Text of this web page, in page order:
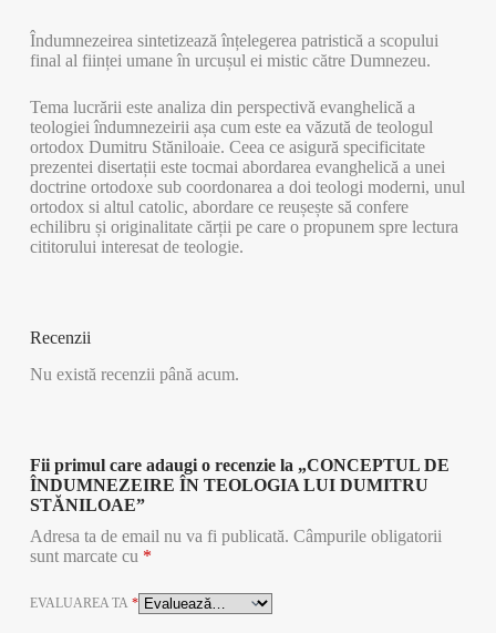
Îndumnezeirea sintetizează înțelegerea patristică a scopului
final al ființei umane în urcușul ei mistic către Dumnezeu.
Tema lucrării este analiza din perspectivă evanghelică a
teologiei îndumnezeirii așa cum este ea văzută de teologul
ortodox Dumitru Stăniloaie. Ceea ce asigură specificitate
prezentei disertații este tocmai abordarea evanghelică a unei
doctrine ortodoxe sub coordonarea a doi teologi moderni, unul
ortodox si altul catolic, abordare ce reușește să confere
echilibru și originalitate cărții pe care o propunem spre lectura
cititorului interesat de teologie.
Recenzii
Nu există recenzii până acum.
Fii primul care adaugi o recenzie la „CONCEPTUL DE
ÎNDUMNEZEIRE ÎN TEOLOGIA LUI DUMITRU
STĂNILOAE”
Adresa ta de email nu va fi publicată. Câmpurile obligatorii
sunt marcate cu *
EVALUAREA TA *